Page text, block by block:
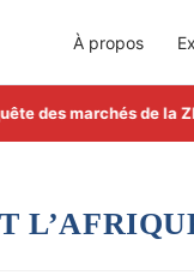
marchés de la
À propos